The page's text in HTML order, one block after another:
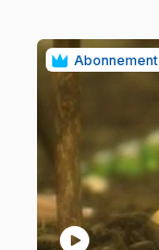
Abonnement
play_circle